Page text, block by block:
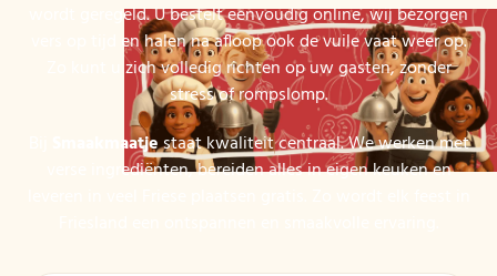
wordt geregeld. U bestelt eenvoudig online, wij bezorgen
vers op tijd en halen na afloop ook de vuile vaat weer op.
Zo kunt u zich volledig richten op uw gasten, zonder
stress of rompslomp.
Smaakmaatjestaat kwaliteit centraal. We werken met
verse ingrediënten, bereiden alles in eigen keuken en